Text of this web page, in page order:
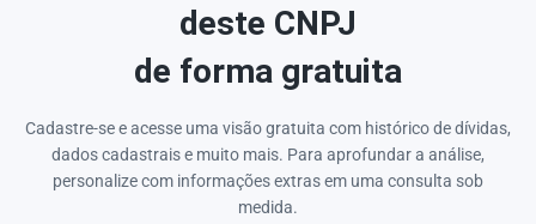
deste CNPJ
de forma gratuita
Cadastre-se e acesse uma visão gratuita com histórico de dívidas,
dados cadastrais e muito mais. Para aprofundar a análise,
personalize com informações extras em uma consulta sob
medida.